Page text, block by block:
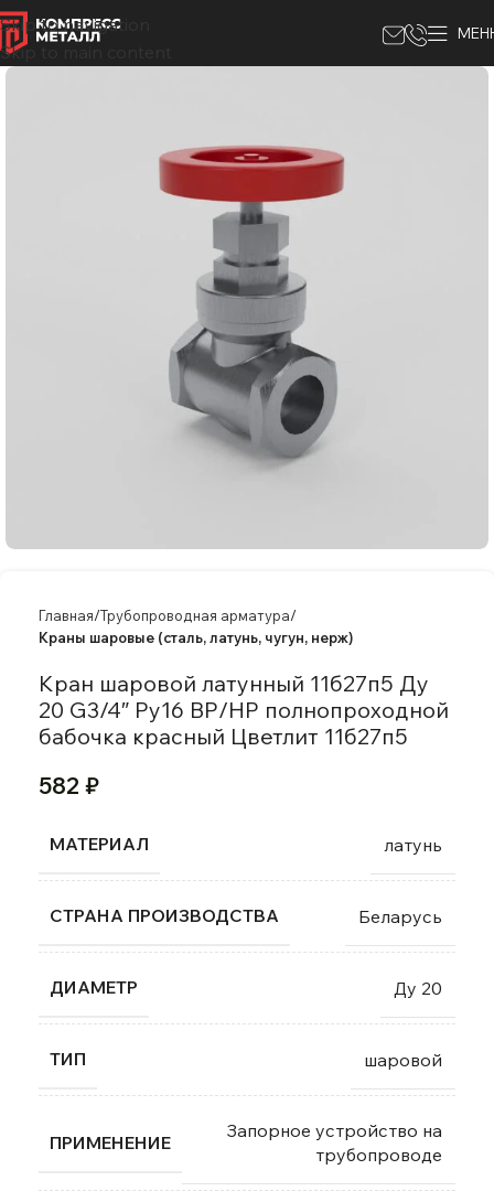
Skip to navigation
Skip to main content
Главная Трубопроводная арматура
Краны шаровые (сталь, латунь, чугун, нерж)
Кран шаровой латунный 11б27п5 Ду
20 G3/4″ Ру16 ВР/НР полнопроходной
бабочка красный Цветлит 11б27п5
582 ₽
МАТЕРИАЛ латунь
СТРАНА ПРОИЗВОДСТВА Беларусь
ДИАМЕТР Ду 20
ТИП шаровой
ПРИМЕНЕНИЕ
Запорное устройство на
трубопроводе